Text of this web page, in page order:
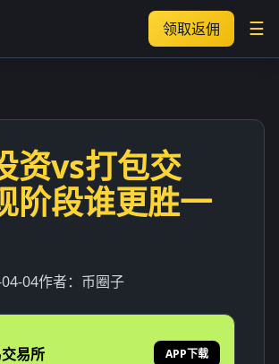
领取返佣 ☰
资vs打包交
阶段谁更胜一
04作者： 币圈子
易所 APP下载